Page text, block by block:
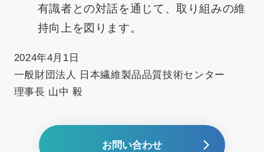
有識者との対話を通じて、取り組みの維
持向上を図ります。
2024年4月1日
一般財団法人 日本繊維製品品質技術センター
理事長 山中 毅
お問い合わせ